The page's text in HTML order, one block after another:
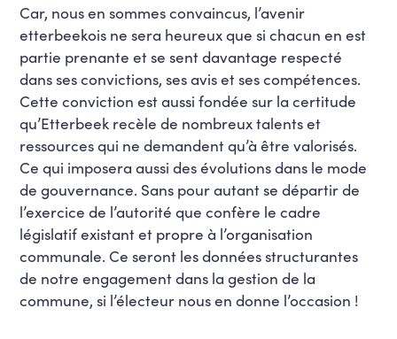
Car, nous en sommes convaincus, l’avenir
etterbeekois ne sera heureux que si chacun en est
partie prenante et se sent davantage respecté
dans ses convictions, ses avis et ses compétences.
Cette conviction est aussi fondée sur la certitude
qu’Etterbeek recèle de nombreux talents et
ressources qui ne demandent qu’à être valorisés.
Ce qui imposera aussi des évolutions dans le mode
de gouvernance. Sans pour autant se départir de
l’exercice de l’autorité que confère le cadre
législatif existant et propre à l’organisation
communale. Ce seront les données structurantes
de notre engagement dans la gestion de la
commune, si l’électeur nous en donne l’occasion !